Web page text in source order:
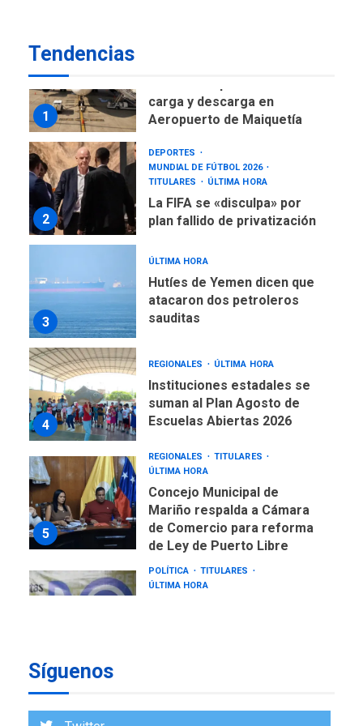
Tendencias
1
2
DEPORTES
MUNDIAL DE FÚTBOL 2026
TITULARES
La FIFA se «disculpa» por
plan fallido de privatización
ÚLTIMA HORA
Hutíes de Yemen dicen que
sauditas
4
REGIONALES
Escuelas Abiertas 2026
5
REGIONALES
TITULARES
ÚLTIMA HORA
Mariño respalda a Cámara
de Comercio para reforma
de Ley de Puerto Libre
6
POLÍTICA
TITULARES
ÚLTIMA HORA
CNP plantea incluir Libertad
de Expresión en agenda de
negociación con comisión
7
Síguenos